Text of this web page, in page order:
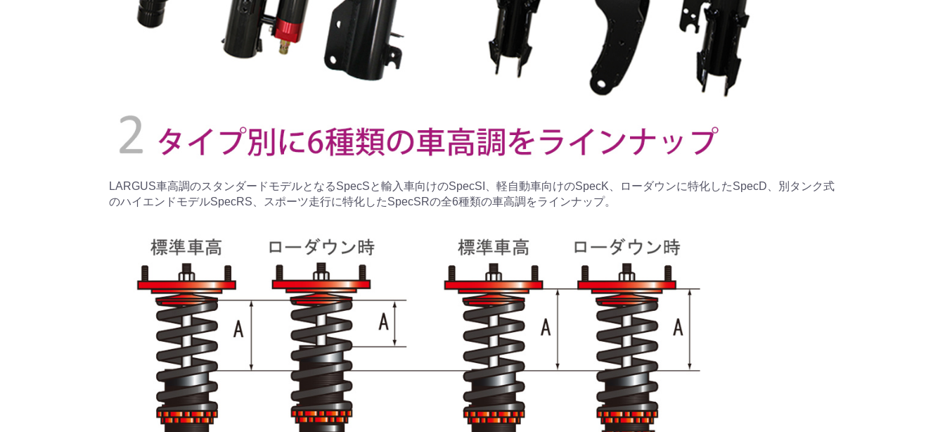
LARGUS車高調のスタンダードモデルとなるSpecSと輸入車向けのSpecSI、軽自動車向けのSpecK、ローダウンに特化したSpecD、別タンク式
のハイエンドモデルSpecRS、スポーツ走行に特化したSpecSRの全6種類の車高調をラインナップ。